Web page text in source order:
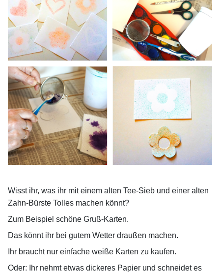
Wisst ihr, was ihr mit einem alten Tee-Sieb und einer alten
Zahn-Bürste Tolles machen könnt?
Zum Beispiel schöne Gruß-Karten.
Das könnt ihr bei gutem Wetter draußen machen.
Ihr braucht nur einfache weiße Karten zu kaufen.
Oder: Ihr nehmt etwas dickeres Papier und schneidet es